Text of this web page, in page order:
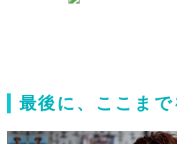
最後に、ここま